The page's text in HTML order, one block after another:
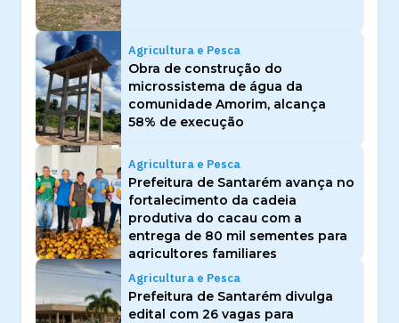
Agricultura e Pesca
Obra de construção do
microssistema de água da
comunidade Amorim, alcança
58% de execução
Agricultura e Pesca
Prefeitura de Santarém avança no
fortalecimento da cadeia
produtiva do cacau com a
entrega de 80 mil sementes para
agricultores familiares
Agricultura e Pesca
Prefeitura de Santarém divulga
edital com 26 vagas para